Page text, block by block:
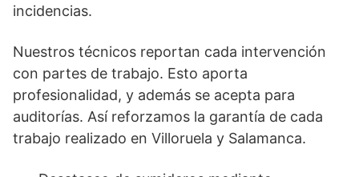
incidencias.
Nuestros técnicos reportan cada intervención
con partes de trabajo. Esto aporta
profesionalidad, y además se acepta para
auditorías. Así reforzamos la garantía de cada
trabajo realizado en Villoruela y Salamanca.